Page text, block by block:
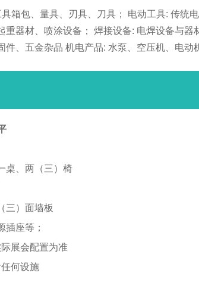
箱包、量具、刃具、刀具； 电动工具: 传统
器材、喷涂设备； 焊接设备: 电焊设备与器
、五金杂品 机电产品: 水泵、空压机、电动
桌、两（三）椅
三）面墙板
插座等；
展会配置为准
何设施